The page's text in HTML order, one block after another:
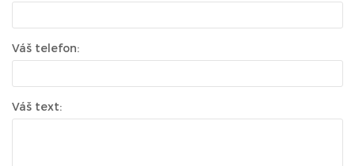
Váš telefon:
Váš text: